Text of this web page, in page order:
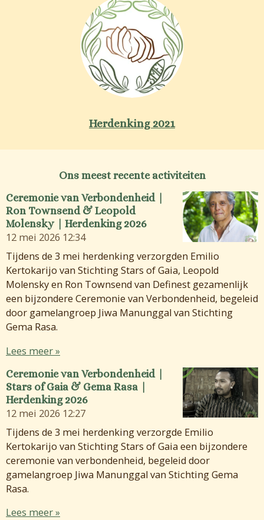
Herdenking 2021
Ons meest recente activiteiten
Ceremonie van Verbondenheid |
Ron Townsend & Leopold
Molensky | Herdenking 2026
12 mei 2026 12:34
Tijdens de 3 mei herdenking verzorgden Emilio
Kertokarijo van Stichting Stars of Gaia, Leopold
Molensky en Ron Townsend van Definest gezamenlijk
een bijzondere Ceremonie van Verbondenheid, begeleid
door gamelangroep Jiwa Manunggal van Stichting
Gema Rasa.
Lees meer »
Ceremonie van Verbondenheid |
Stars of Gaia & Gema Rasa |
Herdenking 2026
12 mei 2026 12:27
Tijdens de 3 mei herdenking verzorgde Emilio
Kertokarijo van Stichting Stars of Gaia een bijzondere
ceremonie van verbondenheid, begeleid door
gamelangroep Jiwa Manunggal van Stichting Gema
Rasa.
Lees meer »